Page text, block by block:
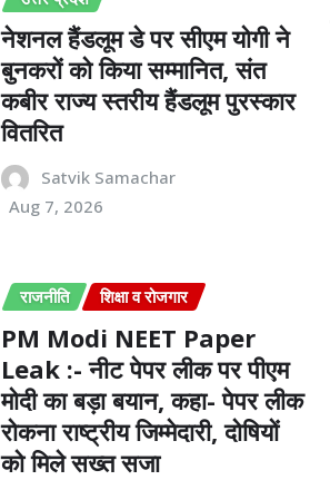
नेशनल हैंडलूम डे पर सीएम योगी ने
बुनकरों को किया सम्मानित, संत
कबीर राज्य स्तरीय हैंडलूम पुरस्कार
वितरित
Satvik Samachar
Aug 7, 2026
राजनीति शिक्षा व रोजगार
PM Modi NEET Paper
Leak :- नीट पेपर लीक पर पीएम
मोदी का बड़ा बयान, कहा- पेपर लीक
रोकना राष्ट्रीय जिम्मेदारी, दोषियों
को मिले सख्त सजा